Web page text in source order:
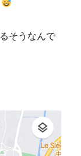
そうなんで